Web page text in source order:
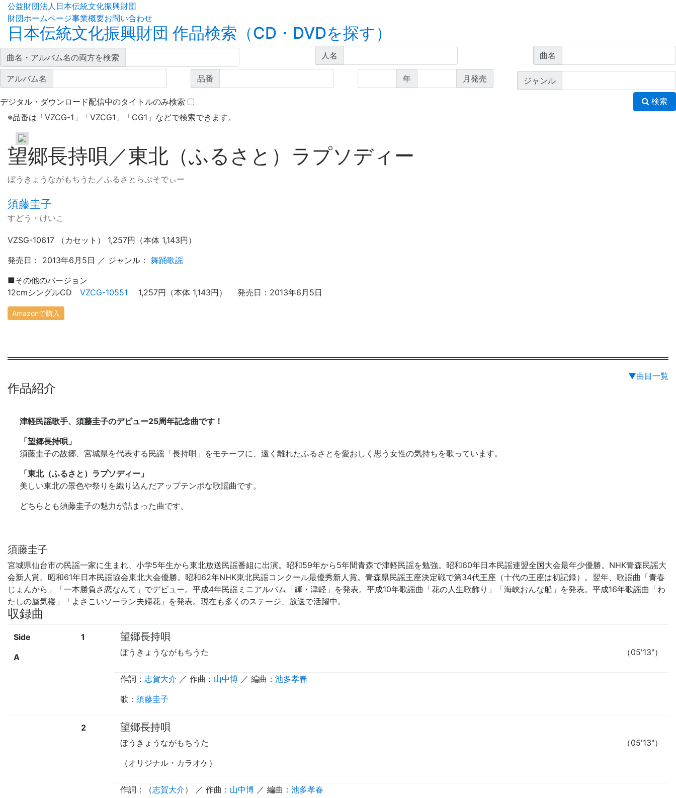
公益財団法人日本伝統文化振興財団
財団ホームページ事業概要お問い合わせ
日本伝統文化振興財団 作品検索（CD・DVDを探す）
曲名・アルバム名の両方を検索 人名 曲名
アルバム名 品番 年 月発売 ジャンル
デジタル・ダウンロード配信中のタイトルのみ検索 検索
※品番は「VZCG-1」「VZCG1」「CG1」などで検索できます。
望郷長持唄／東北（ふるさと）ラプソディー
ぼうきょうながもちうた／ふるさとらぷそでぃー
須藤圭子
すどう・けいこ
VZSG-10617 （カセット） 1,257円（本体 1,143円）
発売日： 2013年6月5日 ／ ジャンル： 舞踊歌謡
■その他のバージョン
12cmシングルCD VZCG-10551 1,257円（本体 1,143円） 発売日：2013年6月5日
Amazonで購入
▼曲目一覧
作品紹介
津軽民謡歌手、須藤圭子のデビュー25周年記念曲です！
「望郷長持唄」
須藤圭子の故郷、宮城県を代表する民謡「長持唄」をモチーフに、遠く離れたふるさとを愛おしく思う女性の気持ちを歌っています。
「東北（ふるさと）ラプソディー」
美しい東北の景色や祭りを織り込んだアップテンポな歌謡曲です。
どちらとも須藤圭子の魅力が詰まった曲です。
須藤圭子
宮城県仙台市の民謡一家に生まれ、小学5年生から東北放送民謡番組に出演。昭和59年から5年間青森で津軽民謡を勉強。昭和60年日本民謡連盟全国大会最年少優勝。NHK青森民謡大
会新人賞。昭和61年日本民謡協会東北大会優勝。昭和62年NHK東北民謡コンクール最優秀新人賞。青森県民謡王座決定戦で第34代王座（十代の王座は初記録）。翌年、歌謡曲「青春
じょんから」「一本勝負さ恋なんて」でデビュー。平成4年民謡ミニアルバム「輝・津軽」を発表。平成10年歌謡曲「花の人生歌飾り」「海峡おんな船」を発表。平成16年歌謡曲「わ
たしの蜃気楼」「よさこいソーラン夫婦花」を発表。現在も多くのステージ、放送で活躍中。
収録曲
Side
A
1 望郷長持唄
（05'13"）
ぼうきょうながもちうた
作詞： 志賀大介 ／ 作曲： 山中博 ／ 編曲： 池多孝春
歌 ： 須藤圭子
2 望郷長持唄
（05'13"）
ぼうきょうながもちうた
（オリジナル・カラオケ）
作詞：（志賀大介） ／ 作曲： 山中博 ／ 編曲： 池多孝春